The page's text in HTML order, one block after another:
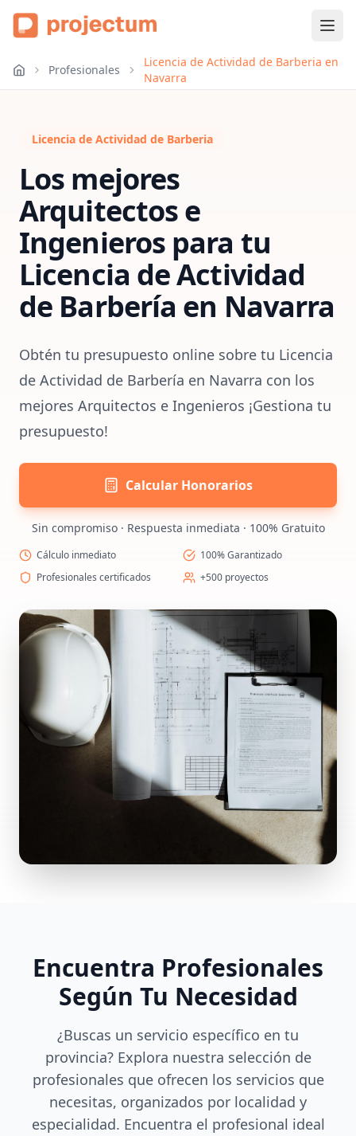
Profesionales
Licencia de Actividad de Barberia en
Navarra
Licencia de Actividad de Barberia
Los mejores
Arquitectos e
Ingenieros para tu
Licencia de Actividad
de Barbería en Navarra
Obtén tu presupuesto online sobre tu Licencia
de Actividad de Barbería en Navarra con los
mejores Arquitectos e Ingenieros ¡Gestiona tu
presupuesto!
Calcular Honorarios
Sin compromiso · Respuesta inmediata · 100% Gratuito
Cálculo inmediato
100% Garantizado
Profesionales certificados
+500 proyectos
Encuentra Profesionales
Según Tu Necesidad
¿Buscas un servicio específico en tu
provincia? Explora nuestra selección de
profesionales que ofrecen los servicios que
necesitas, organizados por localidad y
especialidad. Encuentra el profesional ideal